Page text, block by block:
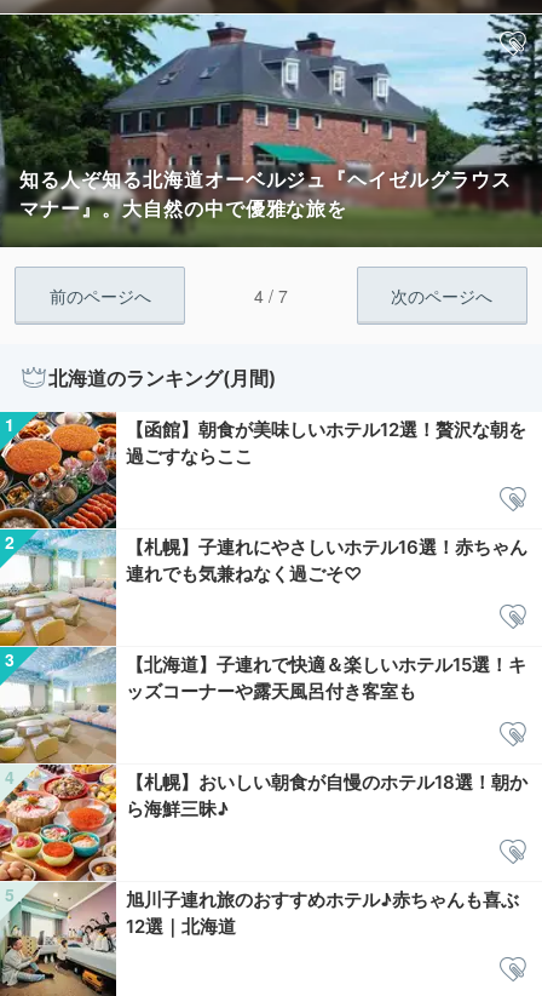
知る人ぞ知る北海道オーベルジュ『ヘイゼルグラウス
マナー』。大自然の中で優雅な旅を
前のページへ 4 / 7 次のページへ
北海道のランキング(月間)
【函館】朝食が美味しいホテル12選！贅沢な朝を
過ごすならここ
【札幌】子連れにやさしいホテル16選！赤ちゃん
連れでも気兼ねなく過ごそ♡
【北海道】子連れで快適＆楽しいホテル15選！キ
ッズコーナーや露天風呂付き客室も
【札幌】おいしい朝食が自慢のホテル18選！朝か
ら海鮮三昧♪
旭川子連れ旅のおすすめホテル♪赤ちゃんも喜ぶ
12選｜北海道